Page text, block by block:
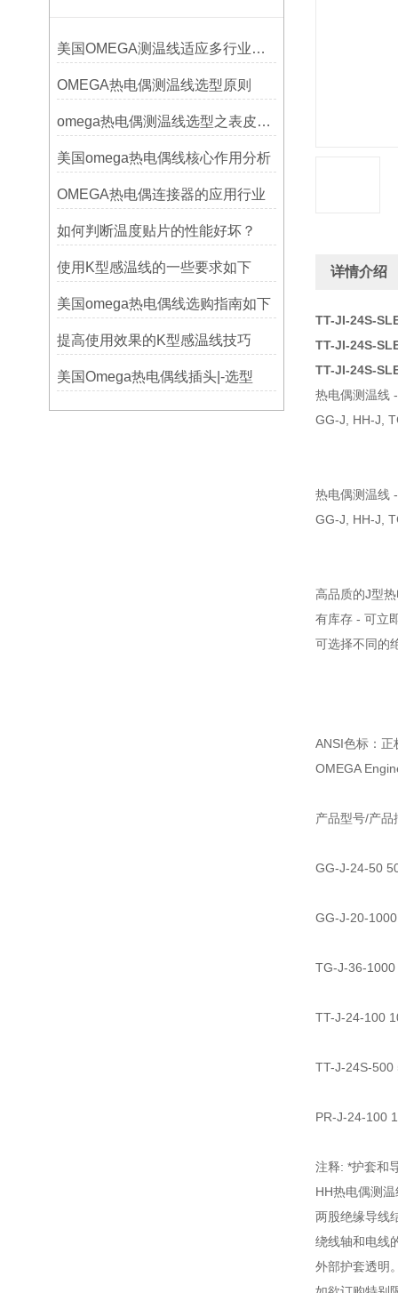
美国OMEGA测温线适应多行业需求
OMEGA热电偶测温线选型原则
omega热电偶测温线选型之表皮绝缘耐温
美国omega热电偶线核心作用分析
OMEGA热电偶连接器的应用行业
如何判断温度贴片的性能好坏？
使用K型感温线的一些要求如下
美国omega热电偶线选购指南如下
提高使用效果的K型感温线技巧
美国Omega热电偶线插头|-选型
详情介绍
TT-JI-24S-
TT-JI-24S-
TT-JI-24S-
热电偶测温线
GG-J, HH-J,
热电偶测温线
GG-J, HH-J,
高品质的J型
有库存 - 可立
可选择不同的
ANSI色标：正
OMEGA
产品型号/产品
GG-J-24-50
GG-J-20-
TG-J-36-1000
TT-J-24-100
TT-J-24S-500
PR-J-24-100
注释: *护套和
HH热电偶测
两股绝缘导线
绕线轴和电线
外部护套透明